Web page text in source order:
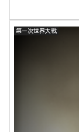
第一次世界大戦